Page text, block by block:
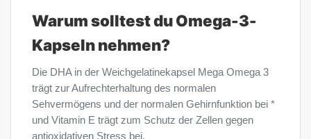
Warum solltest du Omega-3-
Kapseln nehmen?
Die DHA in der Weichgelatinekapsel Mega Omega 3
trägt zur Aufrechterhaltung des normalen
Sehvermögens und der normalen Gehirnfunktion bei *
und Vitamin E trägt zum Schutz der Zellen gegen
antioxidativen Stress bei.